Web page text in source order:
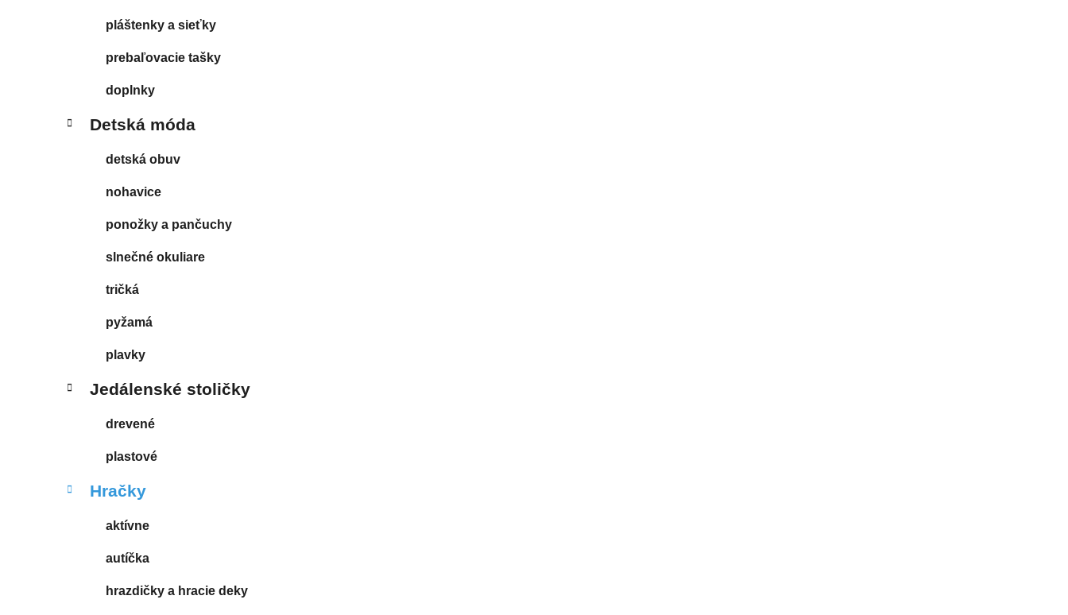
pláštenky a sieťky
prebaľovacie tašky
doplnky
Detská móda
detská obuv
nohavice
ponožky a pančuchy
slnečné okuliare
tričká
pyžamá
plavky
Jedálenské stoličky
drevené
plastové
Hračky
aktívne
autíčka
hrazdičky a hracie deky